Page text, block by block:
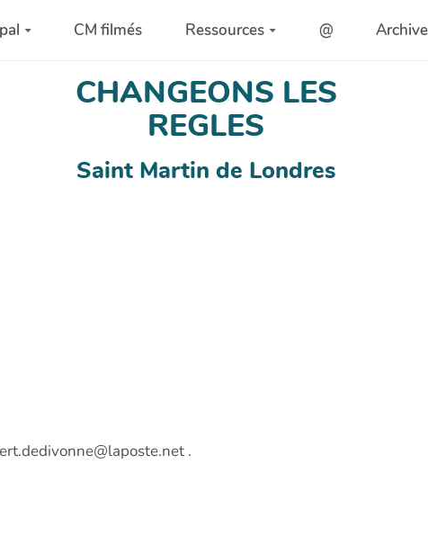
CM filmés Ressources @
CHANGEONS LES
REGLES
Saint Martin de Londres
.